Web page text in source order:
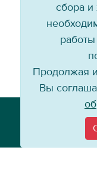
сбора и
Продолжая
Вы